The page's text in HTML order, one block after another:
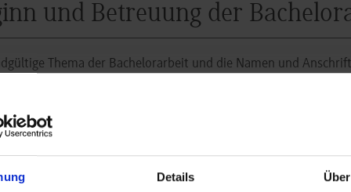
Details
und Betreuung der
Thema der Bachelorarbeit und die Namen und
die Studierenden von ihrer Ausbildungsleitung/1.
Die Studierenden nehmen gleich zu Beginn der
ein Informationsgespräch mit beiden Gutachtern*innen.
für Wissenschaftliche Arbeiten in